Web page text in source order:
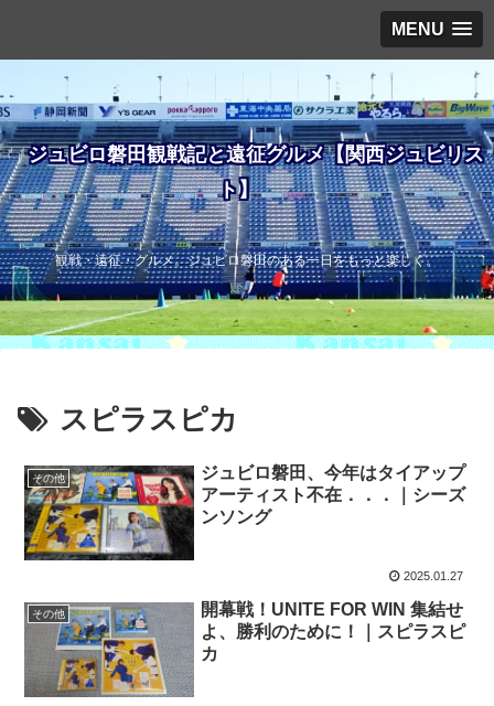
MENU
ジュビロ磐田観戦記と遠征グルメ【関西ジュビリス
ト】
観戦・遠征・グルメ。ジュビロ磐田のある一日をもっと楽しく。
スピラスピカ
その他
ジュビロ磐田、今年はタイアップ
アーティスト不在．．．｜シーズ
ンソング
2025.01.27
その他
開幕戦！UNITE FOR WIN 集結せ
よ、勝利のために！｜スピラスピ
カ